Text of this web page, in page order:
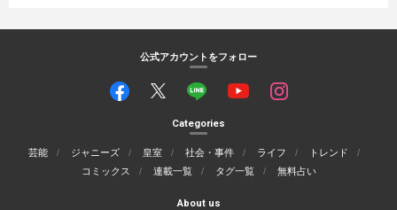
公式アカウントをフォロー
Categories
芸能 ジャニーズ 皇室 社会・事件 ライフ
トレンド
コミックス
連載一覧 タグ一覧 無料占い
About us